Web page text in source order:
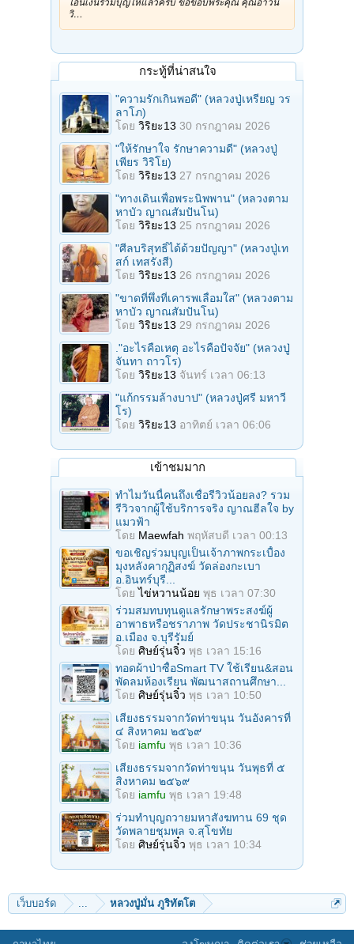
วิ…
กระทู้ที่น่าสนใจ
"ความรักเกินพอดี" (หลวงปู่เหรียญ วร
ลาโภ)
โดย วิริยะ13 30 กรกฎาคม 2026
"ให้รักษาใจ รักษาความดี" (หลวงปู่
เพียร วิริโย)
โดย วิริยะ13 27 กรกฎาคม 2026
"ทางเดินเพื่อพระนิพพาน" (หลวงตาม
หาบัว ญาณสัมปันโน)
โดย วิริยะ13 25 กรกฎาคม 2026
"ศีลบริสุทธิ์ได้ด้วยปัญญา" (หลวงปู่เท
สก์ เทสรังสี)
โดย วิริยะ13 26 กรกฎาคม 2026
"ขาดที่พึ่งที่เคารพเลื่อมใส" (หลวงตาม
หาบัว ญาณสัมปันโน)
โดย วิริยะ13 29 กรกฎาคม 2026
."อะไรคือเหตุ อะไรคือปัจจัย" (หลวงปู่
จันทา ถาวโร)
โดย วิริยะ13 จันทร์ เวลา 06:13
"แก้กรรมล้างบาป" (หลวงปู่ศรี มหาวี
โร)
โดย วิริยะ13 อาทิตย์ เวลา 06:06
เข้าชมมาก
ทำไมวันนี้คนถึงเชื่อรีวิวน้อยลง? รวม
รีวิวจากผู้ใช้บริการจริง ญาณฮีลใจ by
แมวฟ้า
โดย Maewfah พฤหัสบดี เวลา 00:13
ขอเชิญร่วมบุญเป็นเจ้าภาพกระเบื้อง
มุงหลังคากุฏิสงฆ์ วัดล่องกะเบา
อ.อินทร์บุรี...
โดยไข่หวานน้อย พุธ เวลา 07:30
ร่วมสมทบทุนดูแลรักษาพระสงฆ์ผู้
อาพาธหรือชราภาพ วัดประชานิรมิต
อ.เมือง จ.บุรีรัมย์
โดย ศิษย์รุ่นจิ๋ว พุธ เวลา 15:16
ทอดผ้าป่าซื้อSmart TV ใช้เรียน&สอน
พัดลมห้องเรียน พัฒนาสถานศึกษา...
โดย ศิษย์รุ่นจิ๋ว พุธ เวลา 10:50
เสียงธรรมจากวัดท่าขนุน วันอังคารที่
๔ สิงหาคม ๒๕๖๙
โดย iamfu พุธ เวลา 10:36
เสียงธรรมจากวัดท่าขนุน วันพุธที่ ๕
สิงหาคม ๒๕๖๙
โดย iamfu พุธ เวลา 19:48
ร่วมทําบุญถวายมหาสังฆทาน 69 ชุด
วัดพลายชุมพล จ.สุโขทัย
โดย ศิษย์รุ่นจิ๋ว พุธ เวลา 10:34
เว็บบอร์ด หลวงปู่มั่น ภูริทัตโต